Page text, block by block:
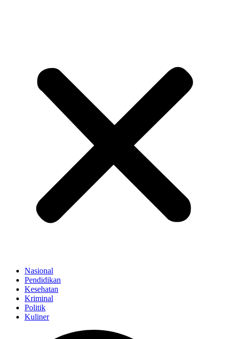
Nasional
Pendidikan
Kesehatan
Kriminal
Politik
Kuliner